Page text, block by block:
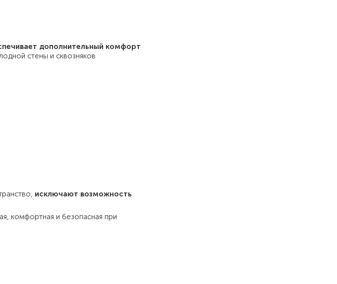
дополнительный комфорт
стены и сквозняков
исключают возможность
комфортная и безопасная при